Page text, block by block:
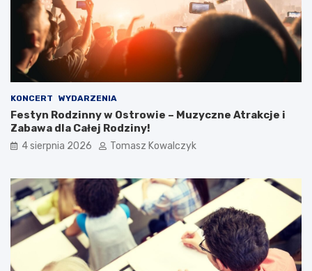
KONCERT WYDARZENIA
Festyn Rodzinny w Ostrowie – Muzyczne Atrakcje i
Zabawa dla Całej Rodziny!
4 sierpnia 2026 Tomasz Kowalczyk